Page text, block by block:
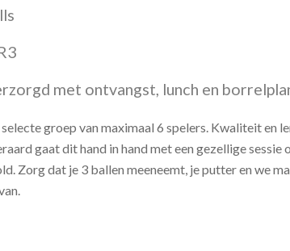
met ontvangst, lunch en
groep van maximaal 6 spelers. Kwaliteit en
gaat dit hand in hand met een gezellige sessie
Zorg dat je 3 ballen meeneemt, je putter en we